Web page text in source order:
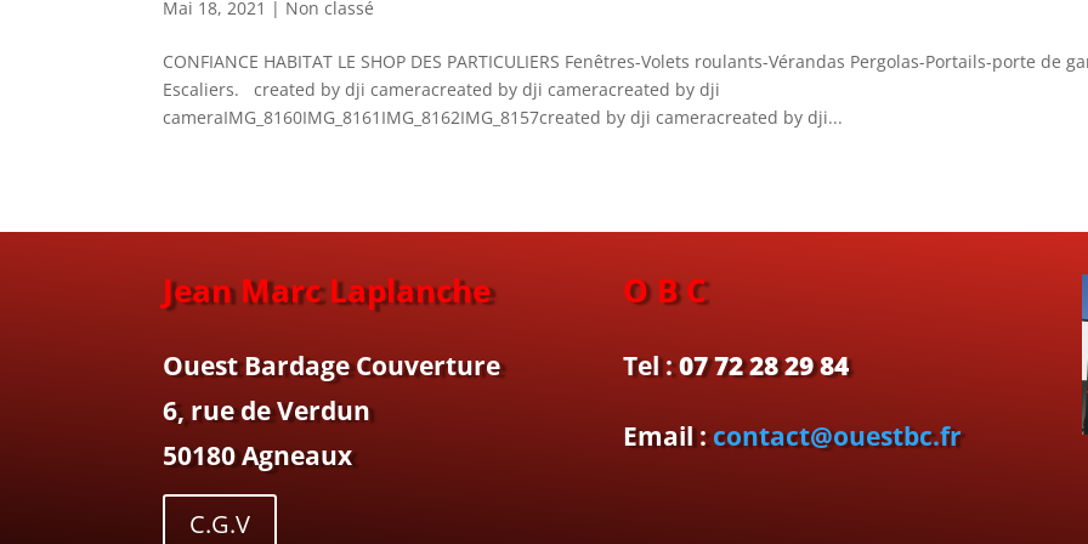
Mai 18, 2021 | Non classé
CONFIANCE HABITAT LE SHOP DES PARTICULIERS Fenêtres-Volets roulants-Vérandas Pergolas-Portails-porte de
Escaliers. created by dji cameracreated by dji cameracreated by dji
cameraIMG_8160IMG_8161IMG_8162IMG_8157created by dji cameracreated by dji...
Jean Marc Laplanche
Ouest Bardage Couverture
6, rue de Verdun
50180 Agneaux
O B C
Tel :07 72 28 29 84
Email :contact@ouestbc.fr
C.G.V